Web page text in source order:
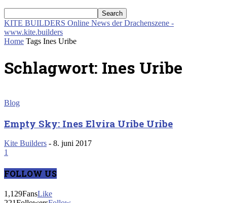
KITE BUILDERS Online News der Drachenszene -
www.kite.builders
Home Tags Ines Uribe
Schlagwort: Ines Uribe
Blog
Empty Sky: Ines Elvira Uribe Uribe
Kite Builders - 8. juni 2017
1
FOLLOW US
1,129FansLike